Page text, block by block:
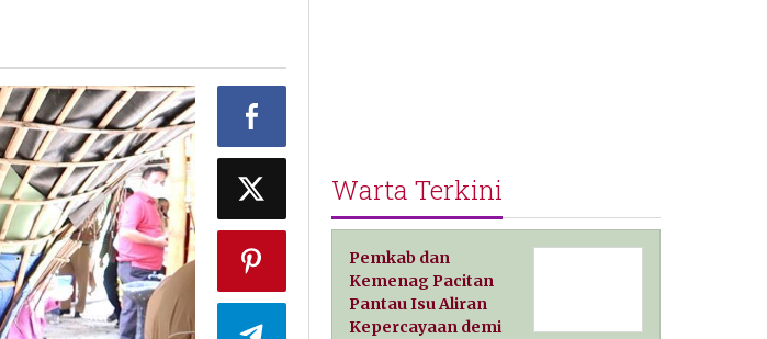
Warta Terkini
Pemkab dan
Kemenag Pacitan
Pantau Isu Aliran
Kepercayaan demi